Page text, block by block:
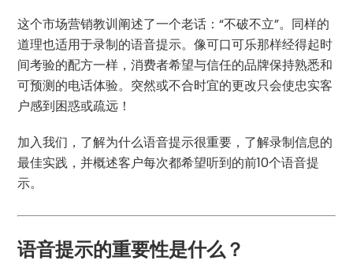
这个市场营销教训阐述了一个老话：“不破不立”。同样的
道理也适用于录制的语音提示。像可口可乐那样经得起时
间考验的配方一样，消费者希望与信任的品牌保持熟悉和
可预测的电话体验。突然或不合时宜的更改只会使忠实客
户感到困惑或疏远！
加入我们，了解为什么语音提示很重要，了解录制信息的
最佳实践，并概述客户每次都希望听到的前10个语音提
示。
语音提示的重要性是什么？